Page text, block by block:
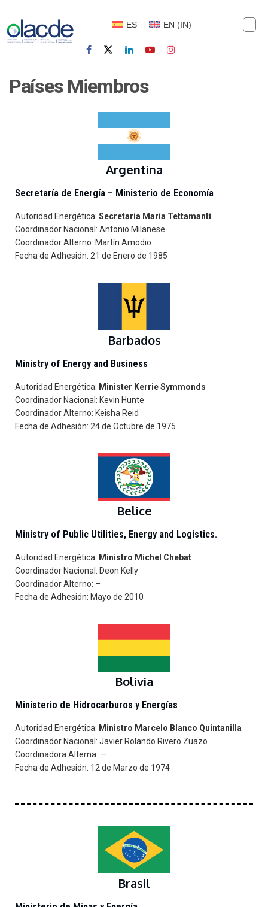
ES EN (IN)
Países Miembros
Argentina
Secretaría de Energía – Ministerio de Economía
Autoridad Energética: Secretaria María Tettamanti
Coordinador Nacional: Antonio Milanese
Coordinador Alterno: Martín Amodio
Fecha de Adhesión: 21 de Enero de 1985
Barbados
Ministry of Energy and Business
Autoridad Energética: Minister Kerrie Symmonds
Coordinador Nacional: Kevin Hunte
Coordinador Alterno: Keisha Reid
Fecha de Adhesión: 24 de Octubre de 1975
Belice
Ministry of Public Utilities, Energy and Logistics.
Autoridad Energética: Ministro Michel Chebat
Coordinador Nacional: Deon Kelly
Coordinador Alterno: –
Fecha de Adhesión: Mayo de 2010
Bolivia
Ministerio de Hidrocarburos y Energías
Autoridad Energética: Ministro Marcelo Blanco Quintanilla
Coordinador Nacional: Javier Rolando Rivero Zuazo
Coordinadora Alterna: —
Fecha de Adhesión: 12 de Marzo de 1974
Brasil